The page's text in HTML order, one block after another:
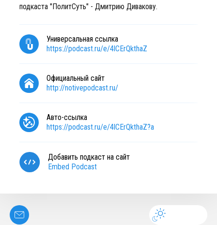
подкаста "ПолитСуть" - Дмитрию Дивакову.
Универсальная ссылка
https://podcast.ru/e/4lCErQkthaZ
Официальный сайт
http://notivepodcast.ru/
Авто-ссылка
https://podcast.ru/e/4lCErQkthaZ?a
Добавить подкаст на сайт
Embed Podcast